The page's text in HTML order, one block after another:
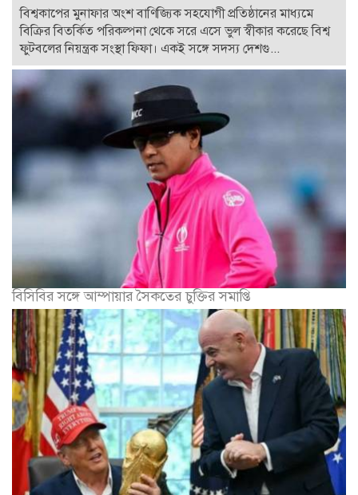
বিশ্বকাপের মুনাফার অংশ বাণিজ্যিক সহযোগী প্রতিষ্ঠানের মাধ্যমে
বিক্রির বিতর্কিত পরিকল্পনা থেকে সরে এসে ভুল স্বীকার করেছে বিশ্ব
ফুটবলের নিয়ন্ত্রক সংস্থা ফিফা। একই সঙ্গে সদস্য দেশগু...
বিসিবির সঙ্গে আম্পায়ার সৈকতের চুক্তির সমাপ্তি